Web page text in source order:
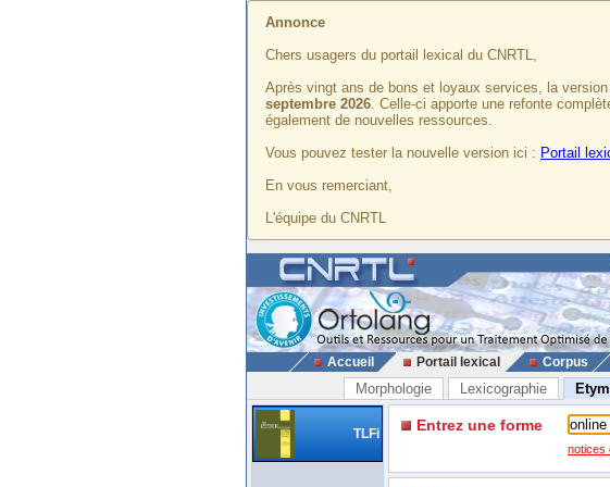
Annonce
Chers usagers du portail lexical du CNRTL,
Après vingt ans de bons et loyaux services, la
septembre 2026. Celle-ci apporte une refonte
également de nouvelles ressources.
Vous pouvez tester la nouvelle version ici : Portail
En vous remerciant,
L'équipe du CNRTL
Accueil Portail lexical Corpus
Morphologie Lexicographie
TLFi Entrez une forme
notices